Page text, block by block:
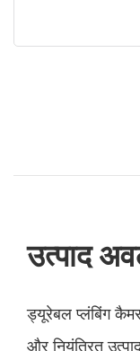
उत्पाद
ड्यूरेबल प्लंबिंग
और नियंत्रित